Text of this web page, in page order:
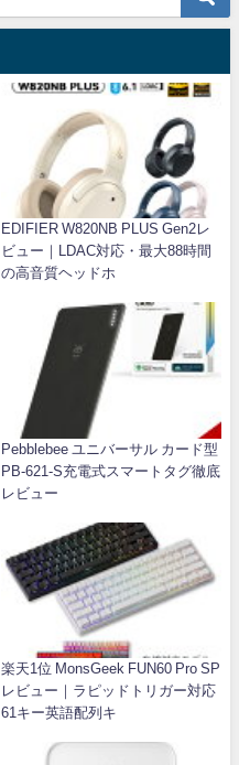
EDIFIER W820NB PLUS Gen2レ
ビュー｜LDAC対応・最大88時間
の高音質ヘッドホ
Pebblebee ユニバーサル カード型
PB-621-S充電式スマートタグ徹底
レビュー
楽天1位 MonsGeek FUN60 Pro SP
レビュー｜ラピッドトリガー対応
61キー英語配列キ